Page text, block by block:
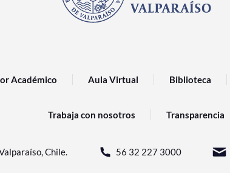
Académico Aula Virtual Biblioteca
Trabaja con nosotros Transparencia
Chile. 56 32 227 3000